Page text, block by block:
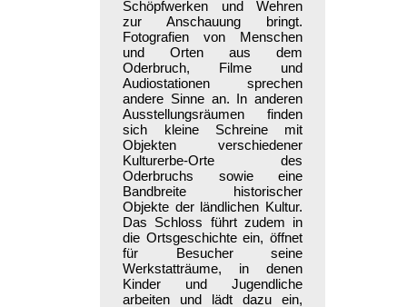
Schöpfwerken und Wehren
zur Anschauung bringt.
Fotografien von Menschen
und Orten aus dem
Oderbruch, Filme und
Audiostationen sprechen
andere Sinne an. In anderen
Ausstellungsräumen finden
sich kleine Schreine mit
Objekten verschiedener
Kulturerbe-Orte des
Oderbruchs sowie eine
Bandbreite historischer
Objekte der ländlichen Kultur.
Das Schloss führt zudem in
die Ortsgeschichte ein, öffnet
für Besucher seine
Werkstatträume, in denen
Kinder und Jugendliche
arbeiten und lädt dazu ein,